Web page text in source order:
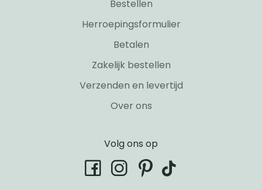
Bestellen
Herroepingsformulier
Betalen
Zakelijk bestellen
Verzenden en levertijd
Over ons
Volg ons op
facebookinstagram
pinterest
tiktok